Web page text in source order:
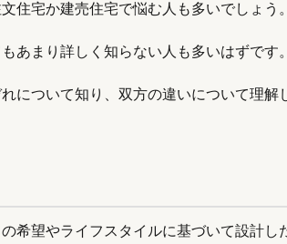
住宅か建売住宅で悩む人も多いでしょう。
あまり詳しく知らない人も多いはずです。
について知り、双方の違いについて理解
希望やライフスタイルに基づいて設計し